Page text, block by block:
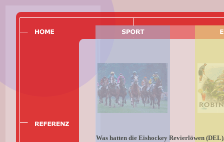
Was hatten die Eishockey Revierlöwen